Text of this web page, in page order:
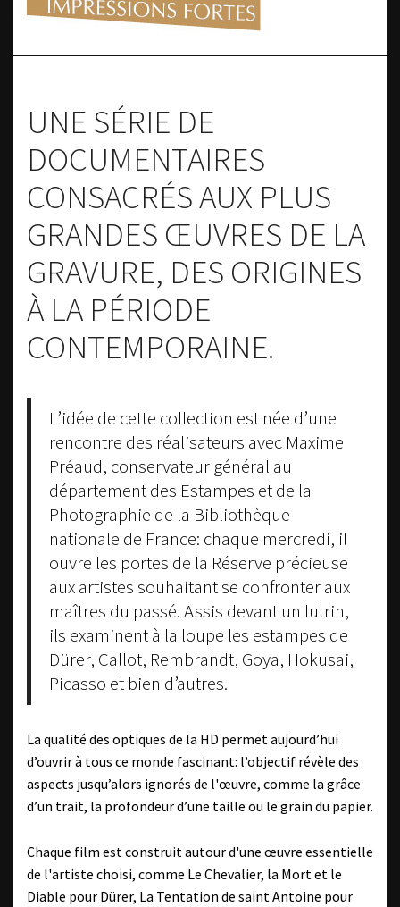
UNE SÉRIE DE
DOCUMENTAIRES
CONSACRÉS AUX PLUS
GRANDES ŒUVRES DE LA
GRAVURE, DES ORIGINES
À LA PÉRIODE
CONTEMPORAINE.
L’idée de cette collection est née d’une
rencontre des réalisateurs avec Maxime
Préaud, conservateur général au
département des Estampes et de la
Photographie de la Bibliothèque
nationale de France: chaque mercredi, il
ouvre les portes de la Réserve précieuse
aux artistes souhaitant se confronter aux
maîtres du passé. Assis devant un lutrin,
ils examinent à la loupe les estampes de
Dürer, Callot, Rembrandt, Goya, Hokusai,
Picasso et bien d’autres.
La qualité des optiques de la HD permet aujourd’hui
d’ouvrir à tous ce monde fascinant: l’objectif révèle des
aspects jusqu’alors ignorés de l'œuvre, comme la grâce
d’un trait, la profondeur d’une taille ou le grain du papier.
Chaque film est construit autour d'une œuvre essentielle
de l'artiste choisi, comme Le Chevalier, la Mort et le
Diable pour Dürer, La Tentation de saint Antoine pour